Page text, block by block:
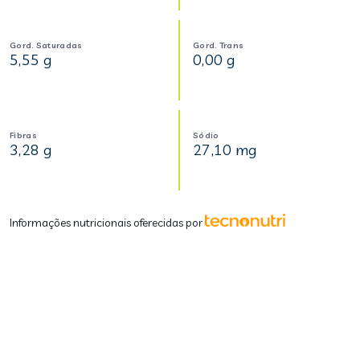
Gord. Saturadas
5,55 g
Gord. Trans
0,00 g
Fibras
3,28 g
Sódio
27,10 mg
Informações nutricionais oferecidas por